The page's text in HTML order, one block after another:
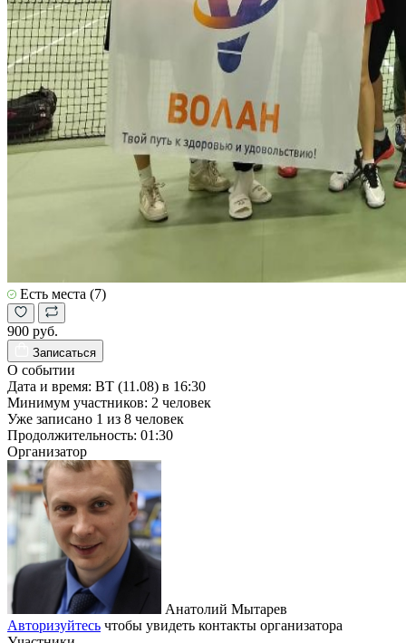
Есть места (7)
900 руб.
Записаться
О событии
Дата и время: ВТ (11.08) в 16:30
Минимум участников: 2 человек
Уже записано 1 из 8 человек
Продолжительность: 01:30
Организатор
Анатолий Мытарев
Авторизуйтесь чтобы увидеть контакты организатора